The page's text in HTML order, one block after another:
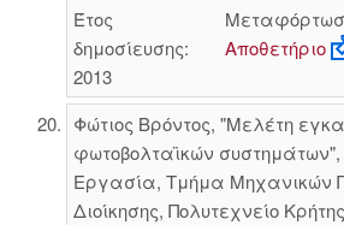
Έτος
δημοσίευσης:
2013
Αποθετήριο
Φώτιος Βρόντος, "Μελέτη
φωτοβολταϊκών
Εργασία, Τμήμα Μηχανικών
Διοίκησης, Πολυτεχνείο